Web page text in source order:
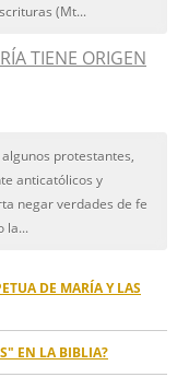
(Mt...
TIENE ORIGEN
protestantes,
anticatólicos y
negar verdades de fe
la...
DE MARÍA Y LAS
EN LA BIBLIA?